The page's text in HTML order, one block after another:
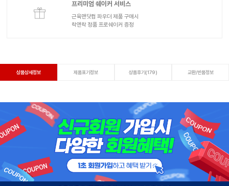
프리미엄 쉐이커 서비스
근육맨닷컴 파우더 제품 구매시
락앤락 정품 프로쉐이커 증정
상품상세정보 제품표기정보 상품후기(179) 교환/반품정보